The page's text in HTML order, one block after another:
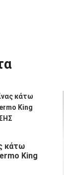
κάτω
King